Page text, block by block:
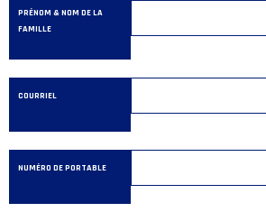
PRÉNOM & NOM DE LA
FAMILLE
COURRIEL
NUMÉRO DE PORTABLE